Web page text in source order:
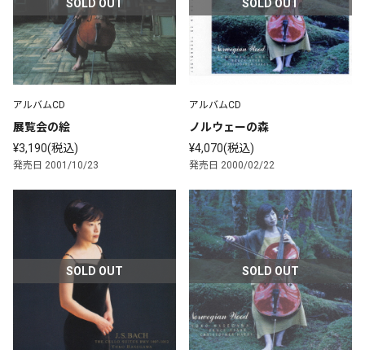
SOLD OUT
アルバムCD
展覧会の絵
¥3,190(税込)
発売日 2001/10/23
SOLD OUT
アルバムCD
ノルウェーの森
¥4,070(税込)
発売日 2000/02/22
SOLD OUT SOLD OUT